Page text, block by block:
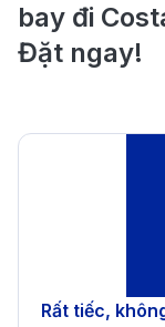
bay đi
Đặt ngay!
Rất tiếc,